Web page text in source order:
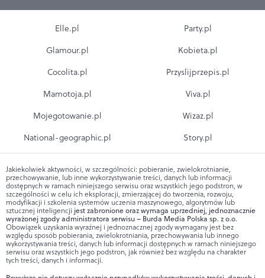
Elle.pl
Glamour.pl
Cocolita.pl
Mamotoja.pl
Mojegotowanie.pl
National-geographic.pl
Party.pl
Kobieta.pl
Przyslijprzepis.pl
Viva.pl
Wizaz.pl
Story.pl
Jakiekolwiek aktywności, w szczególności: pobieranie, zwielokrotnianie,
przechowywanie, lub inne wykorzystywanie treści, danych lub informacji
dostępnych w ramach niniejszego serwisu oraz wszystkich jego podstron, w
szczególności w celu ich eksploracji, zmierzającej do tworzenia, rozwoju,
modyfikacji i szkolenia systemów uczenia maszynowego, algorytmów lub
sztucznej inteligencji jest zabronione oraz wymaga uprzedniej, jednoznacznie
wyrażonej zgody administratora serwisu – Burda Media Polska sp. z o.o.
Obowiązek uzyskania wyraźnej i jednoznacznej zgody wymagany jest bez
względu sposób pobierania, zwielokrotniania, przechowywania lub innego
wykorzystywania treści, danych lub informacji dostępnych w ramach niniejszego
serwisu oraz wszystkich jego podstron, jak również bez względu na charakter
tych treści, danych i informacji.